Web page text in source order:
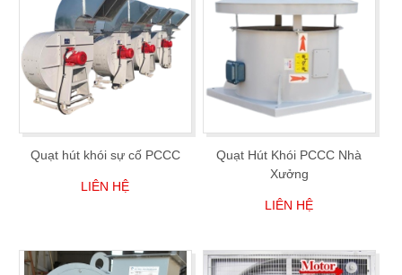
Quạt hút khói sự cố PCCC
LIÊN HỆ
Quạt Hút Khói PCCC Nhà
Xưởng
LIÊN HỆ